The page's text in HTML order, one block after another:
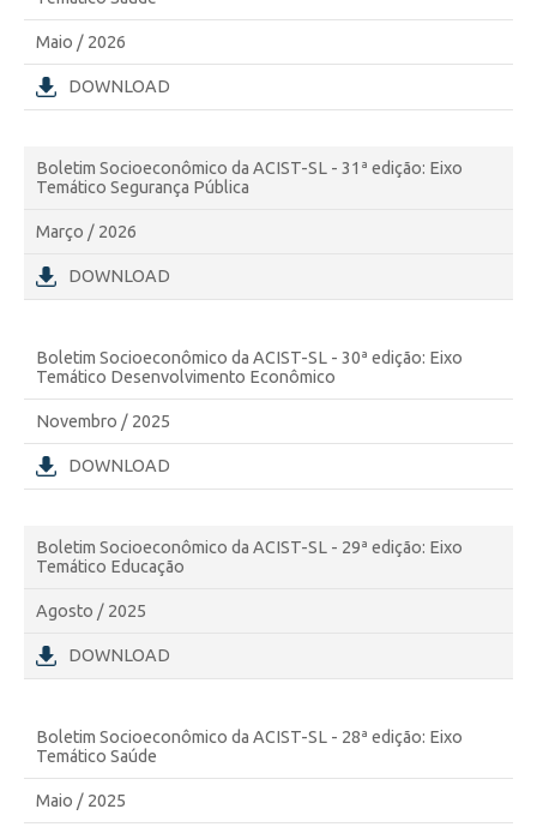
Maio / 2026
DOWNLOAD
Boletim Socioeconômico da ACIST-SL - 31ª edição: Eixo
Temático Segurança Pública
Março / 2026
DOWNLOAD
Boletim Socioeconômico da ACIST-SL - 30ª edição: Eixo
Temático Desenvolvimento Econômico
Novembro / 2025
DOWNLOAD
Boletim Socioeconômico da ACIST-SL - 29ª edição: Eixo
Temático Educação
Agosto / 2025
DOWNLOAD
Boletim Socioeconômico da ACIST-SL - 28ª edição: Eixo
Temático Saúde
Maio / 2025